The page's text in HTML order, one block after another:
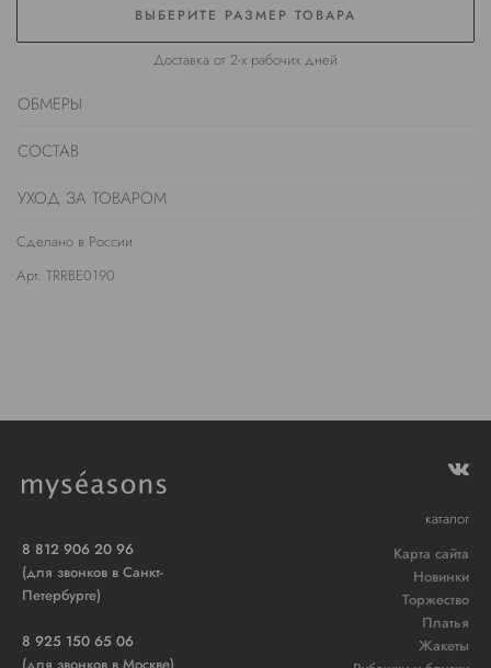
ВЫБЕРИТЕ РАЗМЕР ТОВАРА
Доставка от 2-х рабочих дней
ОБМЕРЫ
СОСТАВ
УХОД ЗА ТОВАРОМ
Сделано в России
Арт. TRRBE0190
8 812 906 20 96
(для звонков в Санкт-
Петербурге)
8 925 150 65 06
каталог
Карта сайта
Новинки
Торжество
Платья
Жакеты